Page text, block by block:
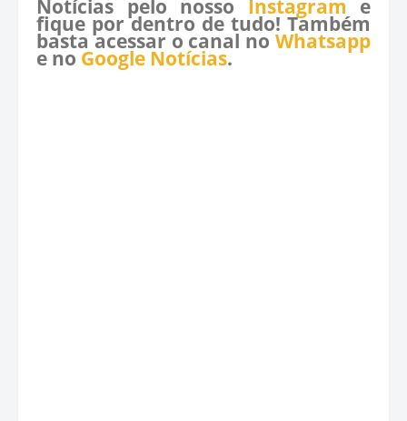
Notícias pelo nosso Instagram e
fique por dentro de tudo! Também
basta acessar o canal no Whatsapp
e no Google Notícias.